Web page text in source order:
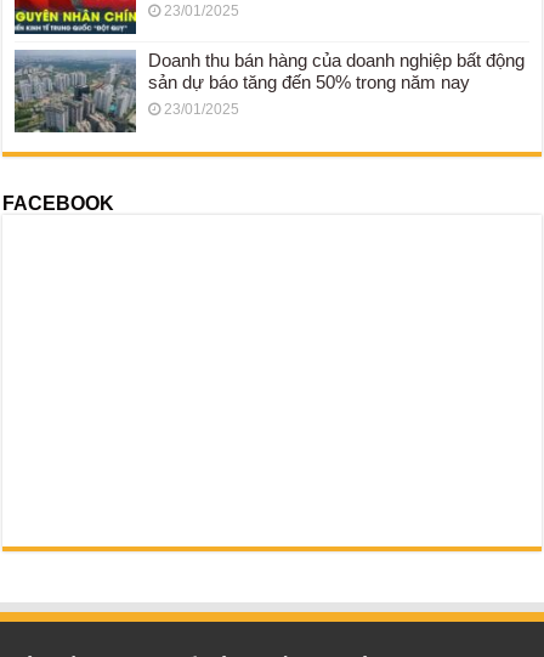
23/01/2025
Doanh thu bán hàng của doanh nghiệp bất động
sản dự báo tăng đến 50% trong năm nay
23/01/2025
FACEBOOK